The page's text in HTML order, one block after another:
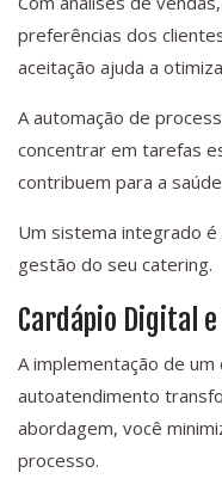
preferências dos
aceitação ajuda a
A automação de
concentrar em tarefas
contribuem para a
Um sistema integrado
gestão do seu catering.
Cardápio Digital
A implementação de
autoatendimento
abordagem, você
processo.